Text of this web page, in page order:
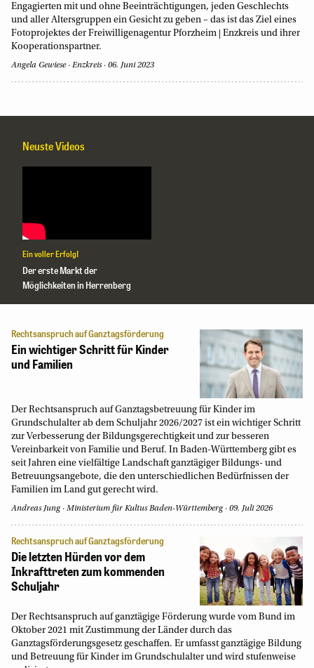
Engagierten mit und ohne Beeinträchtigungen, jeden Geschlechts
und aller Altersgruppen ein Gesicht zu geben – das ist das Ziel eines
Fotoprojektes der Freiwilligenagentur Pforzheim | Enzkreis und ihrer
Kooperationspartner.
Angela Gewiese Enzkreis 06. Juni 2023
Neuste Videos
Ein voller Erfolg!
Der erste Markt der
Möglichkeiten in Herrenberg
Rechtsanspruch auf Ganztagsförderung
Ein wichtiger Schritt für Kinder
und Familien
Der Rechtsanspruch auf Ganztagsbetreuung für Kinder im
Grundschulalter ab dem Schuljahr 2026/2027 ist ein wichtiger Schritt
zur Verbesserung der Bildungsgerechtigkeit und zur besseren
Vereinbarkeit von Familie und Beruf. In Baden-Württemberg gibt es
seit Jahren eine vielfältige Landschaft ganztägiger Bildungs- und
Betreuungsangebote, die den unterschiedlichen Bedürfnissen der
Familien im Land gut gerecht wird.
Andreas Jung Ministerium für Kultus Baden-Württemberg 09. Juli 2026
Rechtsanspruch auf Ganztagsförderung
Die letzten Hürden vor dem
Inkrafttreten zum kommenden
Schuljahr
Der Rechtsanspruch auf ganztägige Förderung wurde vom Bund im
Oktober 2021 mit Zustimmung der Länder durch das
Ganztagsförderungsgesetz geschaffen. Er umfasst ganztägige Bildung
und Betreuung für Kinder im Grundschulalter und wird stufenweise